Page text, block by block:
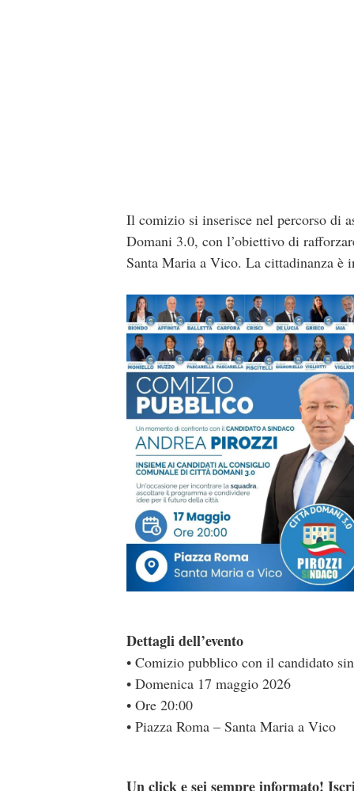
Il comizio si inserisce nel percorso di
Domani 3.0, con l’obiettivo di
Santa Maria a Vico. La cittadinanza è
Dettagli dell’evento
• Comizio pubblico con il candidato
• Domenica 17 maggio 2026
• Ore 20:00
• Piazza Roma – Santa Maria a Vico
Un click e sei sempre informato!